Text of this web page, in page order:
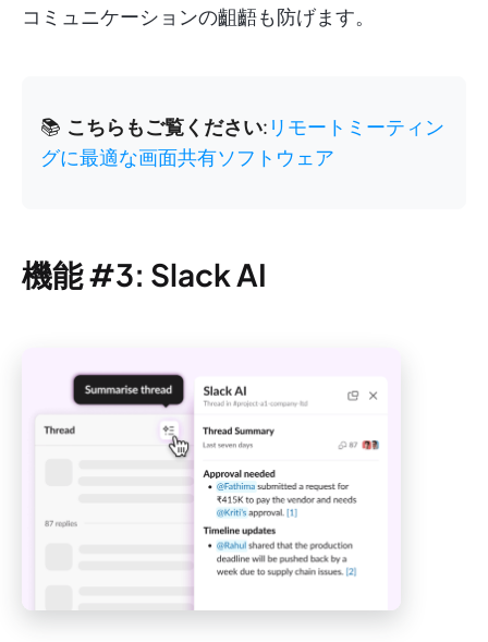
コミュニケーションの齟齬も防げます。
📚 こちらもご覧ください: リモートミーティン
グに最適な画面共有ソフトウェア
機能 #3: Slack AI